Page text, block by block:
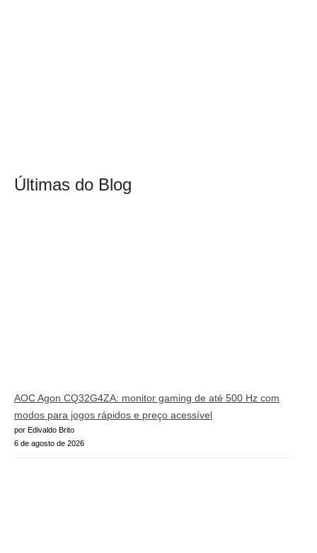
Últimas do Blog
AOC Agon CQ32G4ZA: monitor gaming de até 500 Hz com
modos para jogos rápidos e preço acessível
por Edivaldo Brito
6 de agosto de 2026